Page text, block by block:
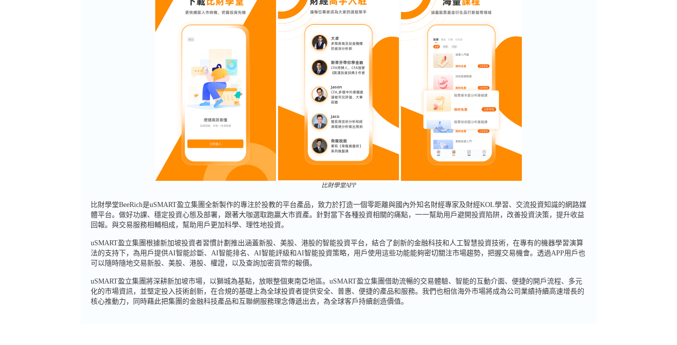
比財學堂APP
比財學堂BeeRich是uSMART盈立集團全新製作的專注於投教的平台產品，致力於打造一個零距離與國內外知名財經專家及財經KOL學習、交流投資知識的網路媒
體平台。做好功課、穩定投資心態及部署，跟著大咖選取跑贏大市資產。針對當下各種投資相關的痛點，一一幫助用戶避開投資陷阱，改善投資決策，提升收益
回報。與交易服務相輔相成，幫助用戶更加科學、理性地投資。
uSMART盈立集團根據新加坡投資者習慣計劃推出涵蓋新股、美股、港股的智能投資平台，結合了創新的金融科技和人工智慧投資技術，在專有的機器學習演算
法的支持下，為用戶提供AI智能診斷、AI智能排名、AI智能評級和AI智能投資策略，用戶使用這些功能能夠密切關注市場趨勢，把握交易機會。透過APP用戶也
可以隨時隨地交易新股、美股、港股、權證，以及查詢加密貨幣的報價。
uSMART盈立集團將深耕新加坡市場，以獅城為基點，放眼整個東南亞地區。uSMART盈立集團借助流暢的交易體驗、智能的互動介面、便捷的開戶流程、多元
化的市場資訊，並堅定投入技術創新，在合規的基礎上為全球投資者提供安全、普惠、便捷的產品和服務。我們也相信海外市場將成為公司業績持續高速增長的
核心推動力，同時藉此把集團的金融科技產品和互聯網服務理念傳遞出去，為全球客戶持續創造價值。